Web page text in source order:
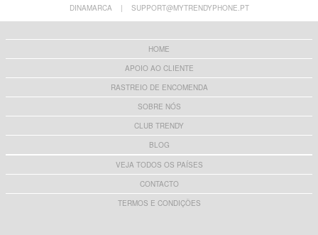
DINAMARCA
| SUPPORT@MYTRENDYPHONE.PT
HOME
APOIO AO CLIENTE
RASTREIO DE ENCOMENDA
SOBRE NÓS
CLUB TRENDY
BLOG
VEJA TODOS OS PAÍSES
CONTACTO
TERMOS E CONDIÇÕES